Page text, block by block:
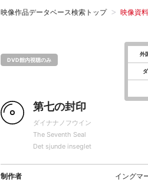
映像作品データベース検索トップ 映像資
DVD館内視聴のみ
外
第七の封印
ダイナナノフウイン
The Seventh Seal
Det sjunde inseglet
制作者 イングマ